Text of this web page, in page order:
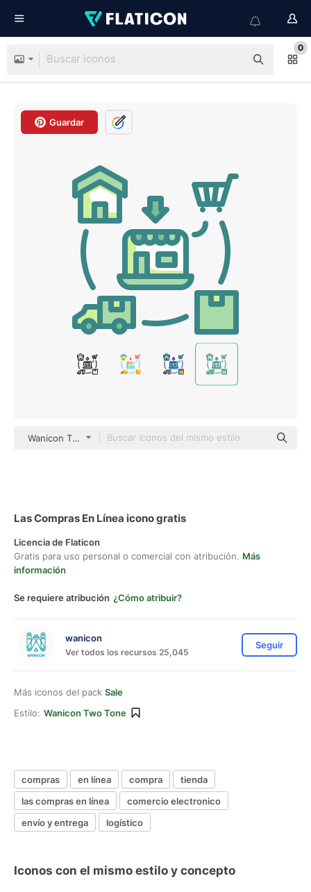
0
Guardar
Wanicon Two Tone
Las Compras En Línea icono gratis
Licencia de Flaticon
Gratis para uso personal o comercial con atribución. Más
información
Se requiere atribución ¿Cómo atribuir?
wanicon
Ver todos los recursos 25,045
Seguir
Más iconos del pack Sale
Estilo: Wanicon Two Tone
compras en línea compra
tienda
las compras en línea
comercio electronico
envío y entrega
logístico
Iconos con el mismo estilo y concepto